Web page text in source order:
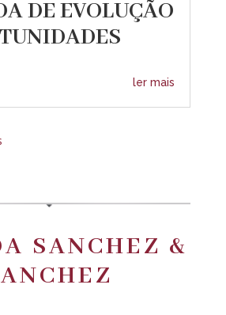
DE EVOLUÇÃO
ler mais
SANCHEZ &